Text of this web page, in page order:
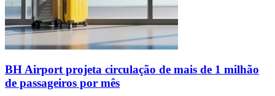
BH Airport projeta circulação de mais de 1 milhão
de passageiros por mês